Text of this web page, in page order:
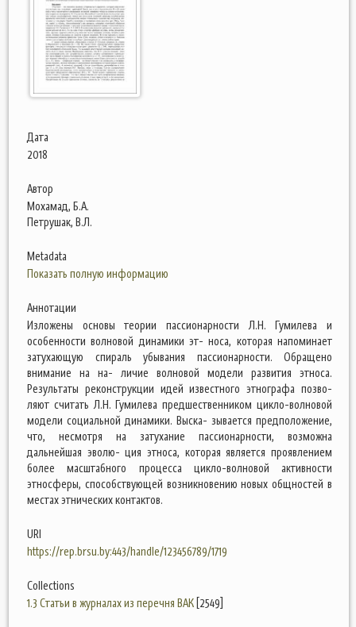
Дата
2018
Автор
Мохамад, Б.А.
Петрушак, В.Л.
Metadata
Показать полную информацию
Аннотации
Изложены основы теории пассионарности Л.Н. Гумилева и
особенности волновой динамики эт- носа, которая напоминает
затухающую спираль убывания пассионарности. Обращено
внимание на на- личие волновой модели развития этноса.
Результаты реконструкции идей известного этнографа позво-
ляют считать Л.Н. Гумилева предшественником цикло-волновой
модели социальной динамики. Выска- зывается предположение,
что, несмотря на затухание пассионарности, возможна
дальнейшая эволю- ция этноса, которая является проявлением
более масштабного процесса цикло-волновой активности
этносферы, способствующей возникновению новых общностей в
местах этнических контактов.
URI
https://rep.brsu.by:443/handle/123456789/1719
Collections
1.3 Статьи в журналах из перечня ВАК [2549]